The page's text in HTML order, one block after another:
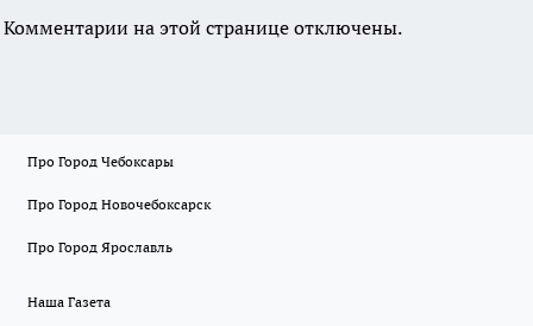
Комментарии на этой странице отключены.
Про Город Чебоксары
Про Город Новочебоксарск
Про Город Ярославль
Наша Газета